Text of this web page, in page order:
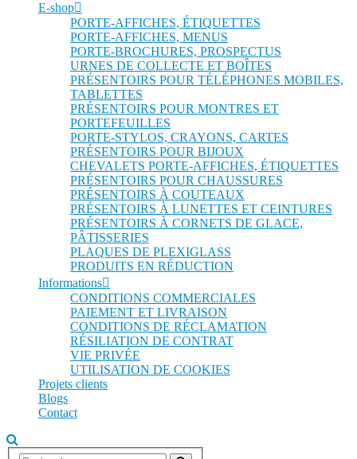
E-shop
PORTE-AFFICHES, ÉTIQUETTES
PORTE-AFFICHES, MENUS
PORTE-BROCHURES, PROSPECTUS
URNES DE COLLECTE ET BOÎTES
PRÉSENTOIRS POUR TÉLÉPHONES MOBILES,
TABLETTES
PRÉSENTOIRS POUR MONTRES ET
PORTEFEUILLES
PORTE-STYLOS, CRAYONS, CARTES
PRÉSENTOIRS POUR BIJOUX
CHEVALETS PORTE-AFFICHES, ÉTIQUETTES
PRÉSENTOIRS POUR CHAUSSURES
PRÉSENTOIRS À COUTEAUX
PRÉSENTOIRS À LUNETTES ET CEINTURES
PRÉSENTOIRS À CORNETS DE GLACE,
PÂTISSERIES
PLAQUES DE PLEXIGLASS
PRODUITS EN RÉDUCTION
Informations
CONDITIONS COMMERCIALES
PAIEMENT ET LIVRAISON
CONDITIONS DE RÉCLAMATION
RÉSILIATION DE CONTRAT
VIE PRIVÉE
UTILISATION DE COOKIES
Projets clients
Blogs
Contact